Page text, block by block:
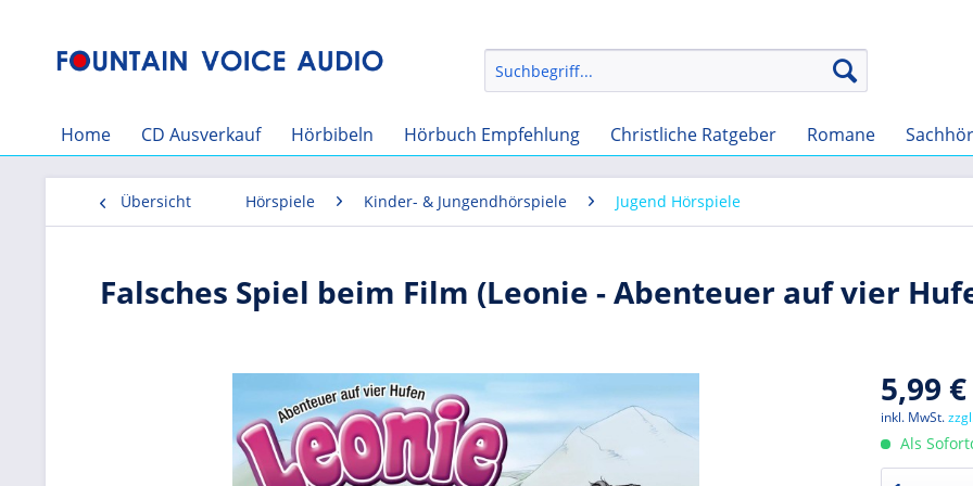
Home CD Ausverkauf Hörbibeln Hörbuch Empfehlung Christliche Ratgeber Romane
Übersicht Hörspiele Kinder- & Jungendhörspiele Jugend Hörspiele
Falsches Spiel beim Film (Leonie - Abenteuer auf vier
5,99
inkl. MwSt.
Als